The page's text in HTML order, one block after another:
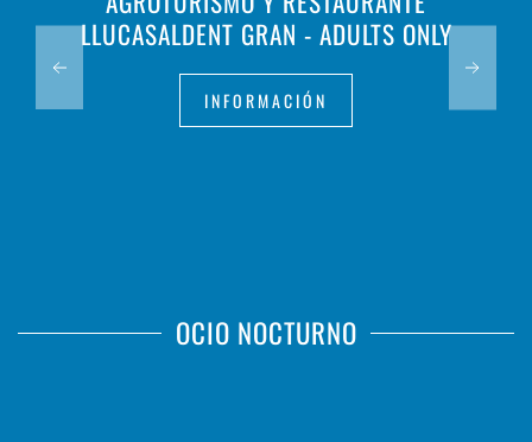
LLUCASALDENT GRAN - ADULTS ONLY
INFORMACIÓN
OCIO NOCTURNO